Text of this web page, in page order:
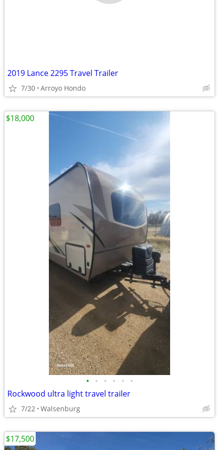
2019 Lance 2295 Travel Trailer
7/30 Arroyo Hondo
• • • • • •
Rockwood ultra light travel trailer
7/22 Walsenburg
$18,000
$17,500